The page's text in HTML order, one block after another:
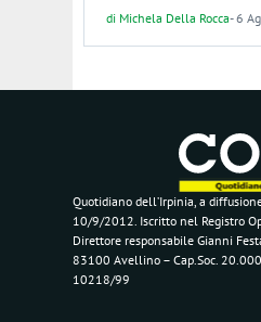
di Michela Della Rocca-6
Quotidiano dell’Irpinia, a
10/9/2012. Iscritto nel Registro
Direttore responsabile Gianni
83100 Avellino – Cap.Soc.
10218/99